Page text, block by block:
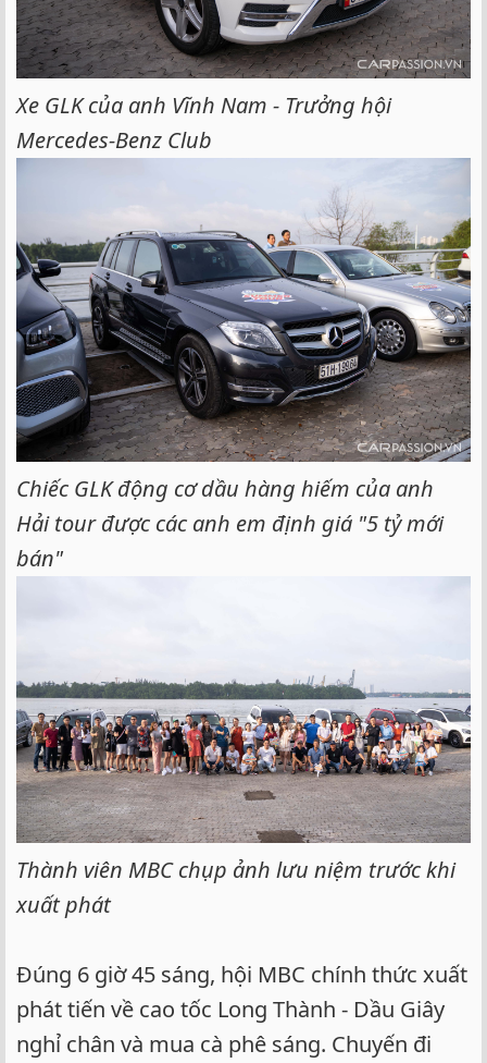
Xe GLK của anh Vĩnh Nam - Trưởng hội
Mercedes-Benz Club
Chiếc GLK động cơ dầu hàng hiếm của anh
Hải tour được các anh em định giá "5 tỷ mới
bán"
Thành viên MBC chụp ảnh lưu niệm trước khi
xuất phát
Đúng 6 giờ 45 sáng, hội MBC chính thức xuất
phát tiến về cao tốc Long Thành - Dầu Giây
nghỉ chân và mua cà phê sáng. Chuyến đi